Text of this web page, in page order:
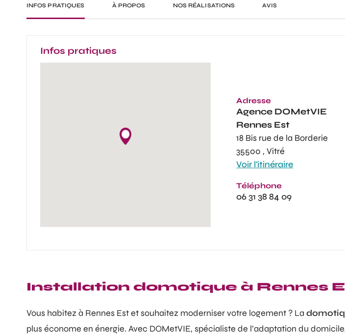
INFOS PRATIQUES À PROPOS NOS RÉALISATIONS AVIS
Infos pratiques
Adresse
Agence DOMetVIE
Rennes Est
18 Bis rue de la Borderie
35500 , Vitré
Voir l'itinéraire
Téléphone
06 31 38 84 09
Installation domotique à Rennes
Vous habitez à Rennes Est et souhaitez moderniser votre logement ? La
plus économe en énergie. Avec DOMetVIE, spécialiste de l’adaptation du